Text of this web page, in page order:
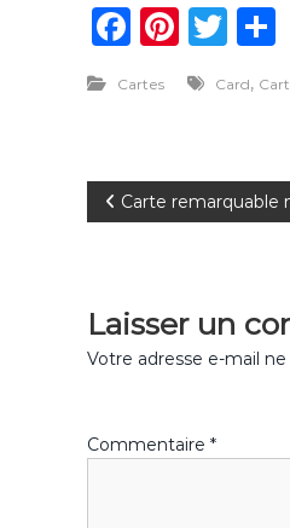
F
c
b
o
Pi
n
te
st
T
it
r
Cartes Card,
N
v
i
Carte remarquable
Laisser un
Votre adresse e-mail ne
Commentaire *